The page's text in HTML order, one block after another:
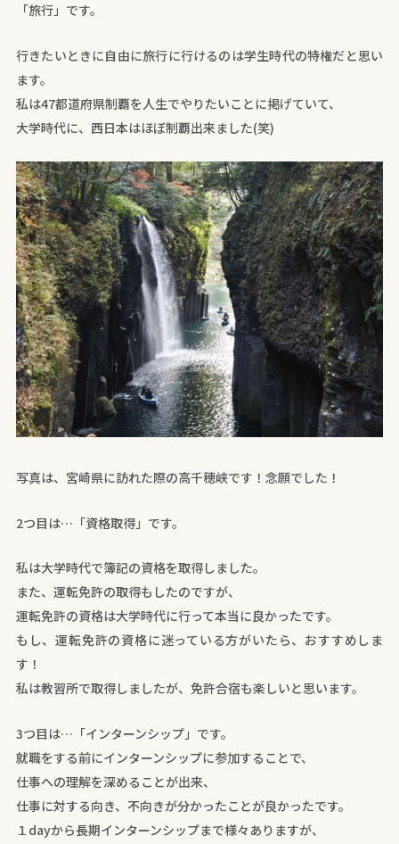
「旅行」です。
行きたいときに自由に旅行に行けるのは学生時代の特権だと思い
ます。
私は47都道府県制覇を人生でやりたいことに掲げていて、
大学時代に、西日本はほぼ制覇出来ました(笑)
写真は、宮崎県に訪れた際の高千穂峡です！念願でした！
2つ目は…「資格取得」です。
私は大学時代で簿記の資格を取得しました。
また、運転免許の取得もしたのですが、
運転免許の資格は大学時代に行って本当に良かったです。
もし、運転免許の資格に迷っている方がいたら、おすすめしま
す！
私は教習所で取得しましたが、免許合宿も楽しいと思います。
3つ目は…「インターンシップ」です。
就職をする前にインターンシップに参加することで、
仕事への理解を深めることが出来、
仕事に対する向き、不向きが分かったことが良かったです。
１dayから長期インターンシップまで様々ありますが、